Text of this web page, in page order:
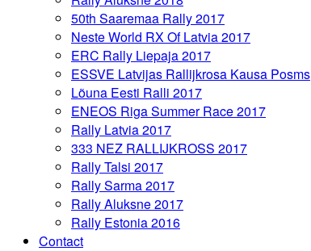
50th Saaremaa Rally 2017
Neste World RX Of Latvia 2017
ERC Rally Liepaja 2017
ESSVE Latvijas Rallijkrosa Kausa Posms
Lõuna Eesti Ralli 2017
ENEOS Riga Summer Race 2017
Rally Latvia 2017
333 NEZ RALLIJKROSS 2017
Rally Talsi 2017
Rally Sarma 2017
Rally Aluksne 2017
Rally Estonia 2016
Contact